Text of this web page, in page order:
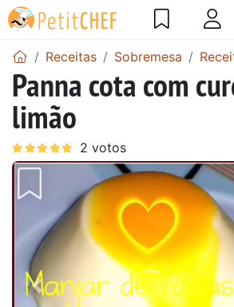
Receitas Sobremesa
Panna cota com
limão
Anterior